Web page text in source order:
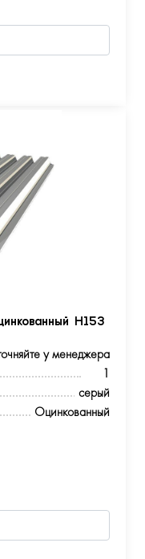
Н153
у менеджера
1
серый
Оцинкованный